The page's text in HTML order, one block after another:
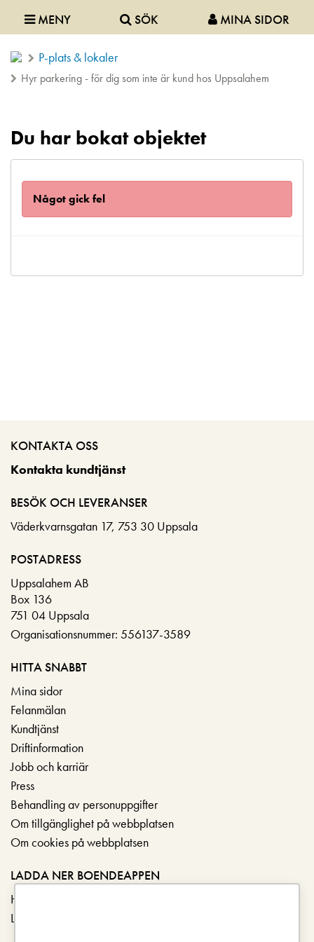
MENY SÖK MINA SIDOR
P-plats & lokaler
Hyr parkering - för dig som inte är kund hos Uppsalahem
Du har bokat objektet
Något gick fel
KONTAKTA OSS
Kontakta kundtjänst
BESÖK OCH LEVERANSER
Väderkvarnsgatan 17, 753 30 Uppsala
POSTADRESS
Uppsalahem AB
Box 136
751 04 Uppsala
Organisationsnummer: 556137-3589
HITTA SNABBT
Mina sidor
Felanmälan
Kundtjänst
Driftinformation
Jobb och karriär
Press
Behandling av personuppgifter
Om tillgänglighet på webbplatsen
Om cookies på webbplatsen
LADDA NER BOENDEAPPEN
Hämta i App Store
Ladda ner på Google Play